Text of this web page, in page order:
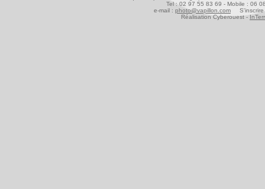
Tel : 02 97 55 83 69 - Mobile : 06
e-mail : photo@vapillon.com S'inscrire
Réalisation Cyberouest -